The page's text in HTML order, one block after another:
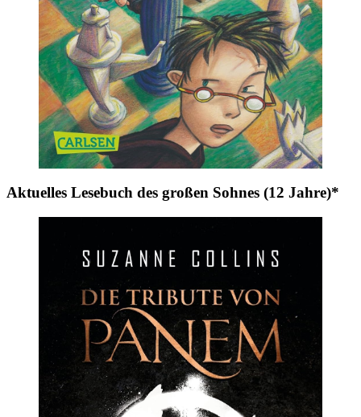
Aktuelles Lesebuch des großen Sohnes (12 Jahre)*